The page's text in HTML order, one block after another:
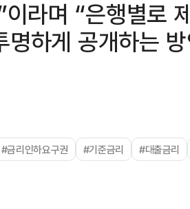
라며 “은행별로
명하게 공개하는
#금리인하요구권 #기준금리 #대출금리